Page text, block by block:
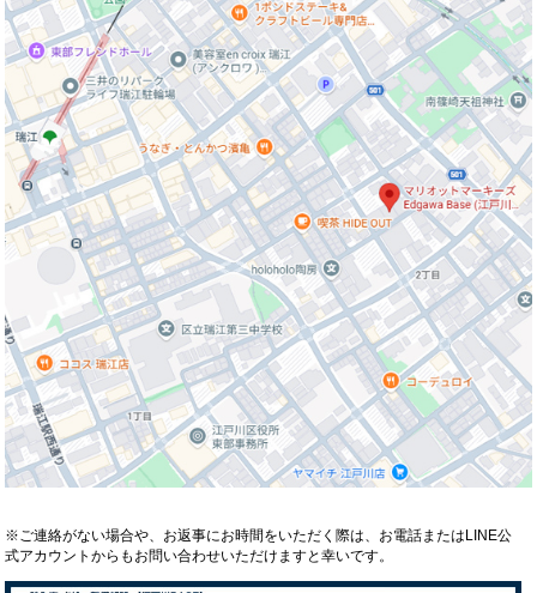
※ご連絡がない場合や、お返事にお時間をいただく際は、お電話またはLINE公
式アカウントからもお問い合わせいただけますと幸いです。